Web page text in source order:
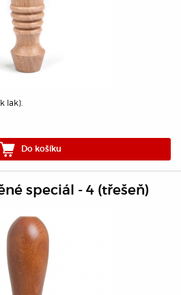
lak).
Do košíku
speciál - 4 (třešeň)